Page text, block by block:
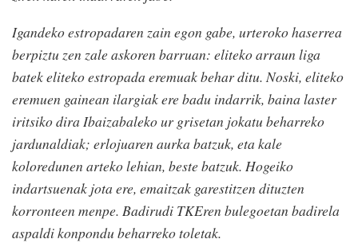
Igandeko estropadaren zain egon gabe, urteroko haserrea
berpiztu zen zale askoren barruan: eliteko arraun liga
batek eliteko estropada eremuak behar ditu. Noski, eliteko
eremuen gainean ilargiak ere badu indarrik, baina laster
iritsiko dira Ibaizabaleko ur grisetan jokatu beharreko
jardunaldiak; erlojuaren aurka batzuk, eta kale
koloredunen arteko lehian, beste batzuk. Hogeiko
indartsuenak jota ere, emaitzak garestitzen dituzten
korronteen menpe. Badirudi TKEren bulegoetan badirela
aspaldi konpondu beharreko toletak.